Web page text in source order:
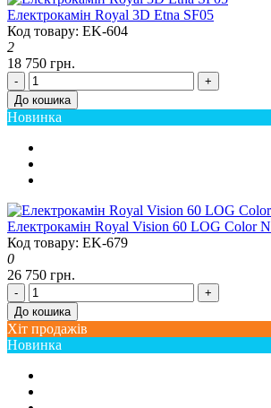
Електрокамін Royal 3D Etna SF05
Код товару: EK-604
2
18 750 грн.
-
+
До кошика
Новинка
Електрокамін Royal Vision 60 LOG Color N
Код товару: EK-679
0
26 750 грн.
-
+
До кошика
Хіт продажів
Новинка